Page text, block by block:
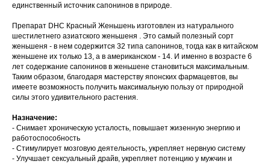
единственный источник сапонинов в природе.
Препарат DHC Красный Женьшень изготовлен из натурального
шестилетнего азиатского женьшеня . Это самый полезный сорт
женьшеня - в нем содержится 32 типа сапонинов, тогда как в китайском
женьшене их только 13, а в американском - 14. И именно в возрасте 6
лет содержание сапонинов в женьшене становиться максимальным.
Таким образом, благодаря мастерству японских фармацевтов, вы
имеете возможность получить максимальную пользу от природной
силы этого удивительного растения.
Назначение:
- Снимает хроническую усталость, повышает жизенную энергию и
работоспособность
- Стимулирует мозговую деятельность, укрепляет нервную систему
- Улучшает сексуальный драйв, укрепляет потенцию у мужчин и